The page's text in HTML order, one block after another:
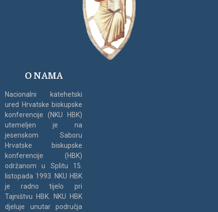
O NAMA
Nacionalni katehetski
ured Hrvatske biskupske
konferencije (NKU HBK)
utemeljen je na
jesenskom Saboru
Hrvatske biskupske
konferencije (HBK)
održanom u Splitu 15.
listopada 1993. NKU HBK
je radno tijelo pri
Tajništvu HBK. NKU HBK
djeluje unutar područja